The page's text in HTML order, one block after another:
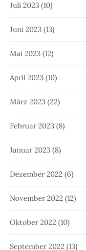
Juli 2023 (10)
Juni 2023 (13)
Mai 2023 (12)
April 2023 (10)
März 2023 (22)
Februar 2023 (8)
Januar 2023 (8)
Dezember 2022 (6)
November 2022 (12)
Oktober 2022 (10)
September 2022 (13)